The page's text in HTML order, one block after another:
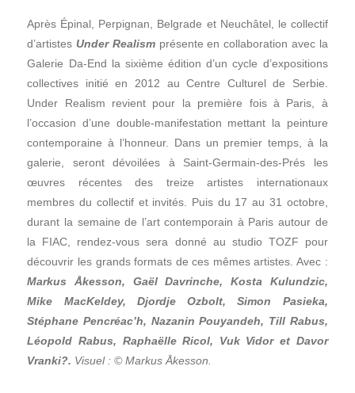
Après Épinal, Perpignan, Belgrade et Neuchâtel, le collectif
d’artistes Under Realismprésente en collaboration avec la
Galerie Da-End la sixième édition d’un cycle d’expositions
collectives initié en 2012 au Centre Culturel de Serbie.
Under Realism revient pour la première fois à Paris, à
l’occasion d’une double-manifestation mettant la peinture
contemporaine à l’honneur. Dans un premier temps, à la
galerie, seront dévoilées à Saint-Germain-des-Prés les
œuvres récentes des treize artistes internationaux
membres du collectif et invités. Puis du 17 au 31 octobre,
durant la semaine de l’art contemporain à Paris autour de
la FIAC, rendez-vous sera donné au studio TOZF pour
découvrir les grands formats de ces mêmes artistes. Avec :
Markus Åkesson, Gaël Davrinche, Kosta Kulundzic,
Mike MacKeldey, Djordje Ozbolt, Simon Pasieka,
Stéphane Pencréac’h, Nazanin Pouyandeh, Till Rabus,
Léopold Rabus, Raphaëlle Ricol, Vuk Vidor et Davor
Vranki?. Visuel : © Markus Åkesson.